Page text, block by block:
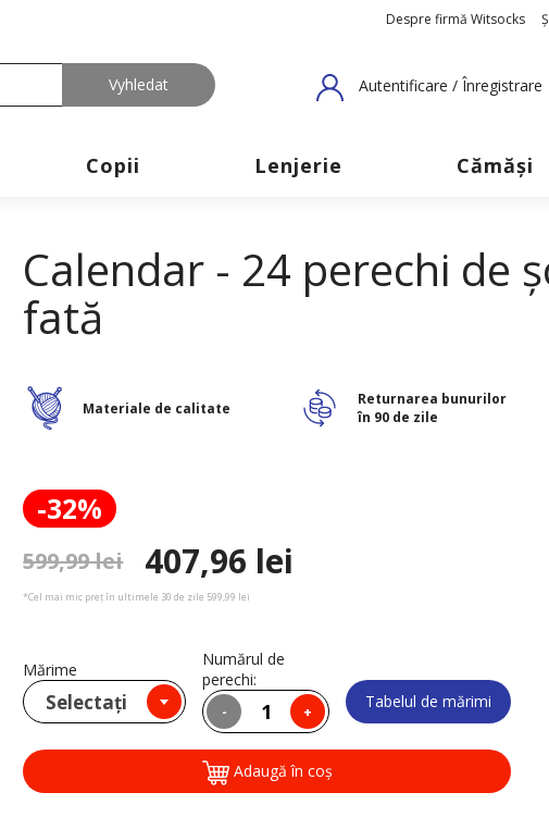
Despre firmă Witsocks
Autentificare / Înregistrare
Copii Lenjerie Cămăși
Calendar - 24 perechi de
fată
Materiale de calitate
Returnarea bunurilor
în 90 de zile
-32%
599,99 lei 407,96 lei
*Cel mai mic preț în ultimele 30 de zile 599,99 lei
Mărime
Selectați
Numărul de
perechi:
- +
Tabelul de mărimi
Adaugă în coş